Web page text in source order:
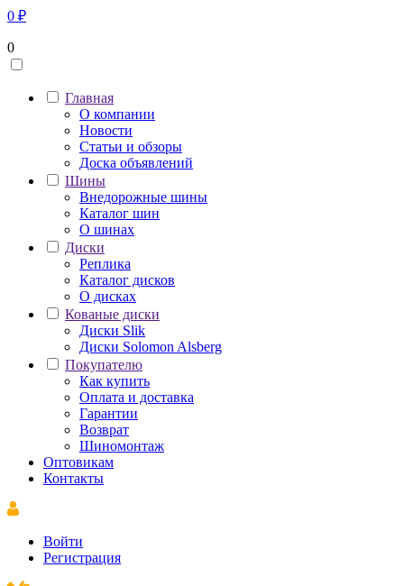
0 ₽
0
Главная
О компании
Новости
Статьи и обзоры
Доска объявлений
Шины
Внедорожные шины
Каталог шин
О шинах
Диски
Реплика
Каталог дисков
О дисках
Кованые диски
Диски Slik
Диски Solomon Alsberg
Покупателю
Как купить
Оплата и доставка
Гарантии
Возврат
Шиномонтаж
Оптовикам
Контакты
Войти
Регистрация